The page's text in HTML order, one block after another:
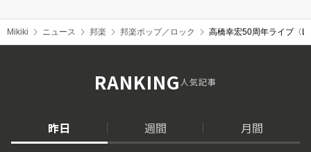
Mikiki ニュース 邦楽 邦楽ポップ／ロック 高橋幸宏50周年ライブ〈
RANKING人気記事
昨日 週間 月間